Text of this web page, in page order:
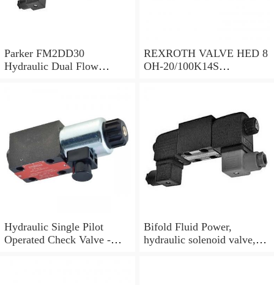
Parker FM2DD30
Hydraulic Dual Flow
REXROTH VALVE HED 8
OH-20/100K14S
Hydraulic Single Pilot
Operated Check Valve -
Bifold Fluid Power,
hydraulic solenoid valve,